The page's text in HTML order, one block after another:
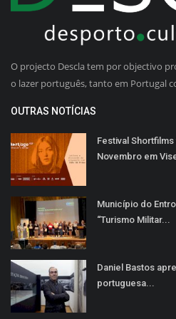
O projecto Descla tem por objectivo
o lazer português, tanto em Portugal
OUTRAS NOTÍCIAS
Festival
Novembro em
Município do
“Turismo Militar...
Daniel Bastos
portuguesa...